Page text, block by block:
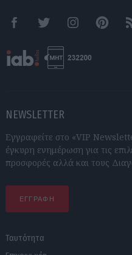
FacebookTwitter Instagram
NEWSLETTER
Εγγραφείτε στο «VIP
έγκυρη ενημέρωση για τις
προσφορές αλλά και τους
ΕΓΓΡΑΦΗ
Ταυτότητα